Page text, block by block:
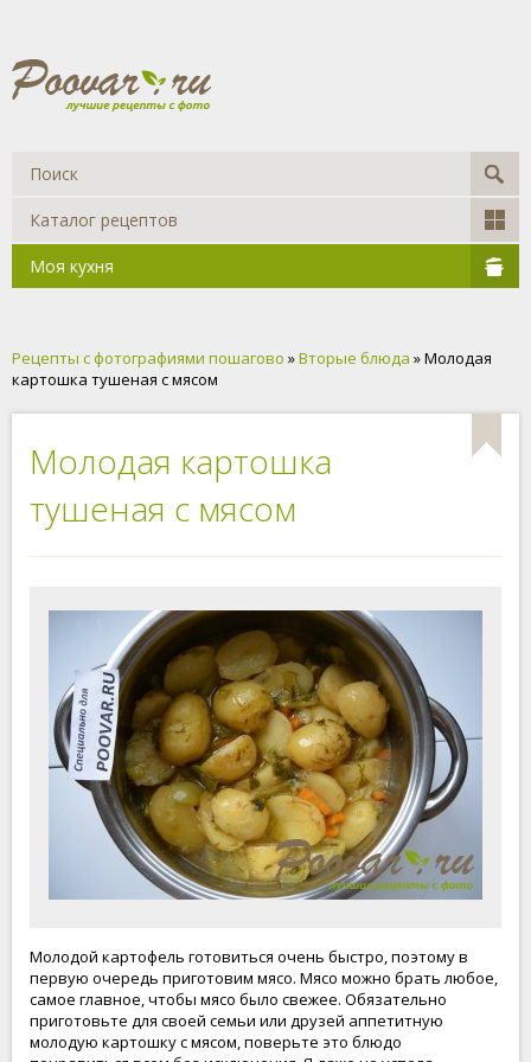
Каталог рецептов
Моя кухня
Рецепты с фотографиями пошагово »Вторые блюда » Молодая
картошка тушеная с мясом
Молодая картошка
тушеная с мясом
Молодой картофель готовиться очень быстро, поэтому в
первую очередь приготовим мясо. Мясо можно брать любое,
самое главное, чтобы мясо было свежее. Обязательно
приготовьте для своей семьи или друзей аппетитную
молодую картошку с мясом, поверьте это блюдо